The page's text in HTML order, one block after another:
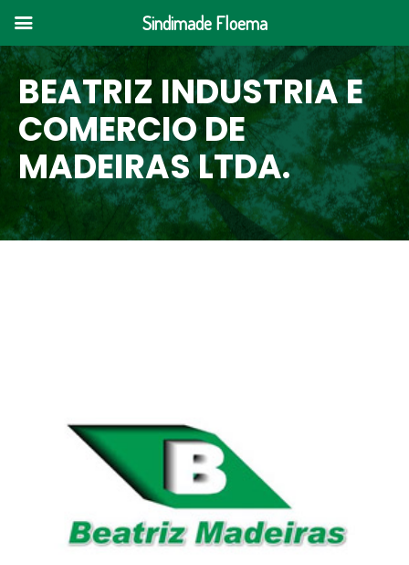
BEATRIZ INDUSTRIA E
COMERCIO DE
MADEIRAS LTDA.
Sindimade Floema